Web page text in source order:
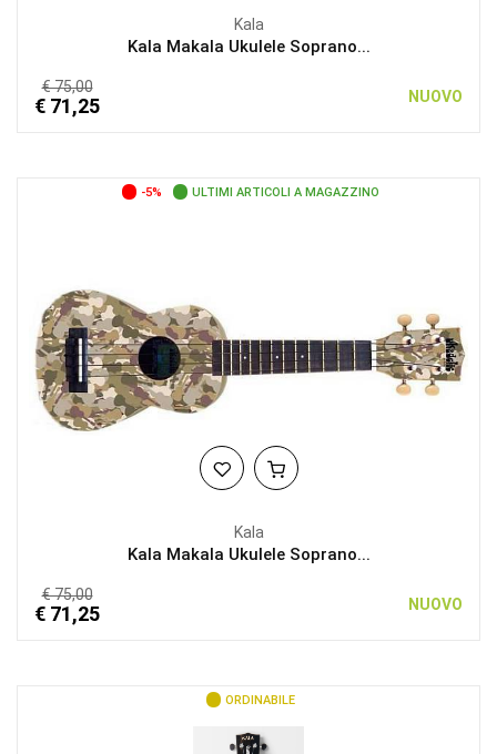
Kala
Kala Makala Ukulele Soprano...
€ 75,00
€ 71,25 NUOVO
-5% ULTIMI ARTICOLI A MAGAZZINO
Kala
Kala Makala Ukulele Soprano...
€ 75,00
€ 71,25 NUOVO
ORDINABILE